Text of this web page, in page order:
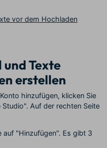
Belohnungen erhalten
vor dem Hochladen
Texte
erstellen
hinzufügen, klicken Sie
Studio". Auf der rechten Seite
auf "Hinzufügen". Es gibt 3